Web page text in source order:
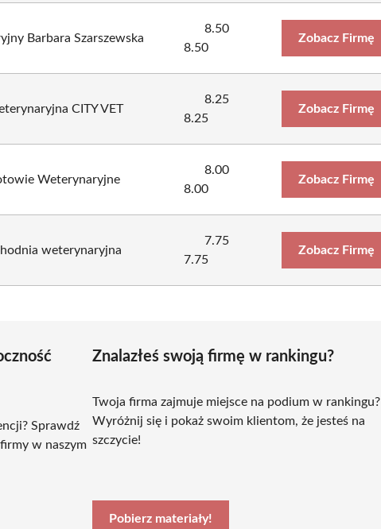
Barbara Szarszewska
8.50
8.50
Zobacz Firmę
CITY VET
8.25
8.25
Zobacz Firmę
Weterynaryjne
8.00
8.00
Zobacz Firmę
weterynaryjna
7.75
7.75
Zobacz Firmę
Sprawdź
w naszym
Znalazłeś swoją firmę w rankingu?
Twoja firma zajmuje miejsce na podium w rankingu?
Wyróżnij się i pokaż swoim klientom, że jesteś na
szczycie!
Pobierz materiały!